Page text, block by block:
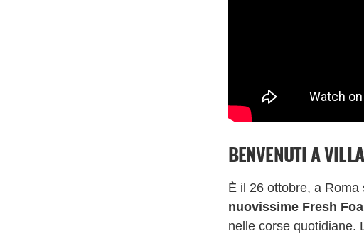
BENVENUTI A
È il 26 ottobre, a
nuovissime Fresh
nelle corse quotidiane.